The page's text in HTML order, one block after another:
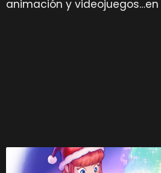
animación y videojuegos…en